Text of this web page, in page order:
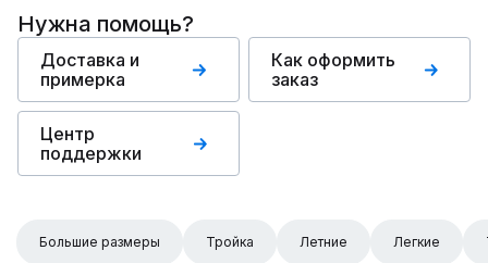
Нужна помощь?
Доставка и
примерка
Как оформить
заказ
Центр
поддержки
Большие размеры Тройка Летние Легкие